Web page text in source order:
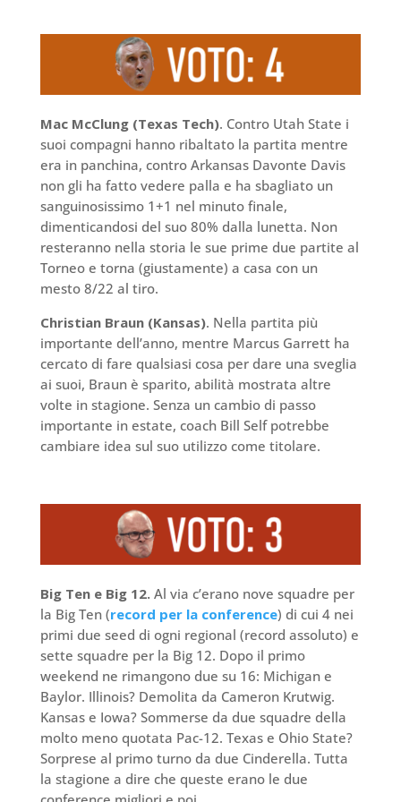
Mac McClung (Texas Tech). Contro Utah State i
suoi compagni hanno ribaltato la partita mentre
era in panchina, contro Arkansas Davonte Davis
non gli ha fatto vedere palla e ha sbagliato un
sanguinosissimo 1+1 nel minuto finale,
dimenticandosi del suo 80% dalla lunetta. Non
resteranno nella storia le sue prime due partite al
Torneo e torna (giustamente) a casa con un
mesto 8/22 al tiro.
Christian Braun (Kansas). Nella partita più
importante dell’anno, mentre Marcus Garrett ha
cercato di fare qualsiasi cosa per dare una sveglia
ai suoi, Braun è sparito, abilità mostrata altre
volte in stagione. Senza un cambio di passo
importante in estate, coach Bill Self potrebbe
cambiare idea sul suo utilizzo come titolare.
Big Ten e Big 12.Al via c’erano nove squadre per
la Big Ten (record per la conference) di cui 4 nei
primi due seed di ogni regional (record assoluto) e
sette squadre per la Big 12. Dopo il primo
weekend ne rimangono due su 16: Michigan e
Baylor. Illinois? Demolita da Cameron Krutwig.
Kansas e Iowa? Sommerse da due squadre della
molto meno quotata Pac-12. Texas e Ohio State?
Sorprese al primo turno da due Cinderella. Tutta
la stagione a dire che queste erano le due